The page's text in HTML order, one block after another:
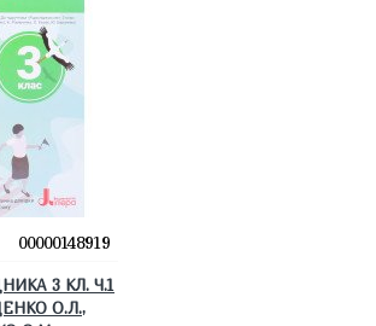
00000148919
3 КЛ. Ч.1
О.Л.,